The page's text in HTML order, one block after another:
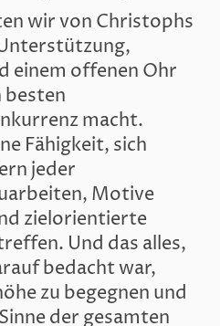
wir von Christophs
einem offenen Ohr
macht.
Fähigkeit, sich
jeder
Motive
zielorientierte
Und das alles,
bedacht war,
zu begegnen und
der gesamten